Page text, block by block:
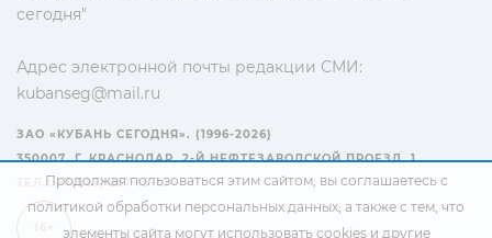
сегодня"
Адрес электронной почты редакции СМИ:
kubanseg@mail.ru
ЗАО «КУБАНЬ СЕГОДНЯ». (1996-2026)
350007, Г. КРАСНОДАР, 2-Й НЕФТЕЗАВОДСКОЙ ПРОЕЗД, 1
ТЕЛ.: +7(861) 267-15-15
Продолжая пользоваться этим сайтом, вы соглашаетесь с
политикой обработки персональных данных, а также с тем, что
элементы сайта могут использовать cookies и другие